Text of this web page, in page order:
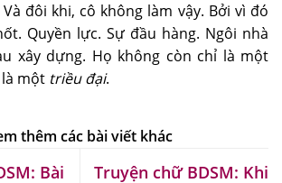
đôi khi, cô không làm vậy. Bởi vì đó
Quyền lực. Sự đầu hàng. Ngôi nhà
xây dựng. Họ không còn chỉ là một
một triều đại.
Bài Truyện chữ BDSM: Khi